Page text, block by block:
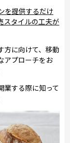
を提供するだけ
スタイルの工夫が
方に向けて、移動
アプローチをお
業する際に知って